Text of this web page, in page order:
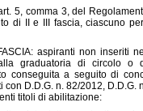
5, comma 3, del
di II e III fascia, ciascuno
aspiranti non inseriti
graduatoria di circolo o
conseguita a seguito di
con D.D.G. n. 82/2012,
titoli di abilitazione: